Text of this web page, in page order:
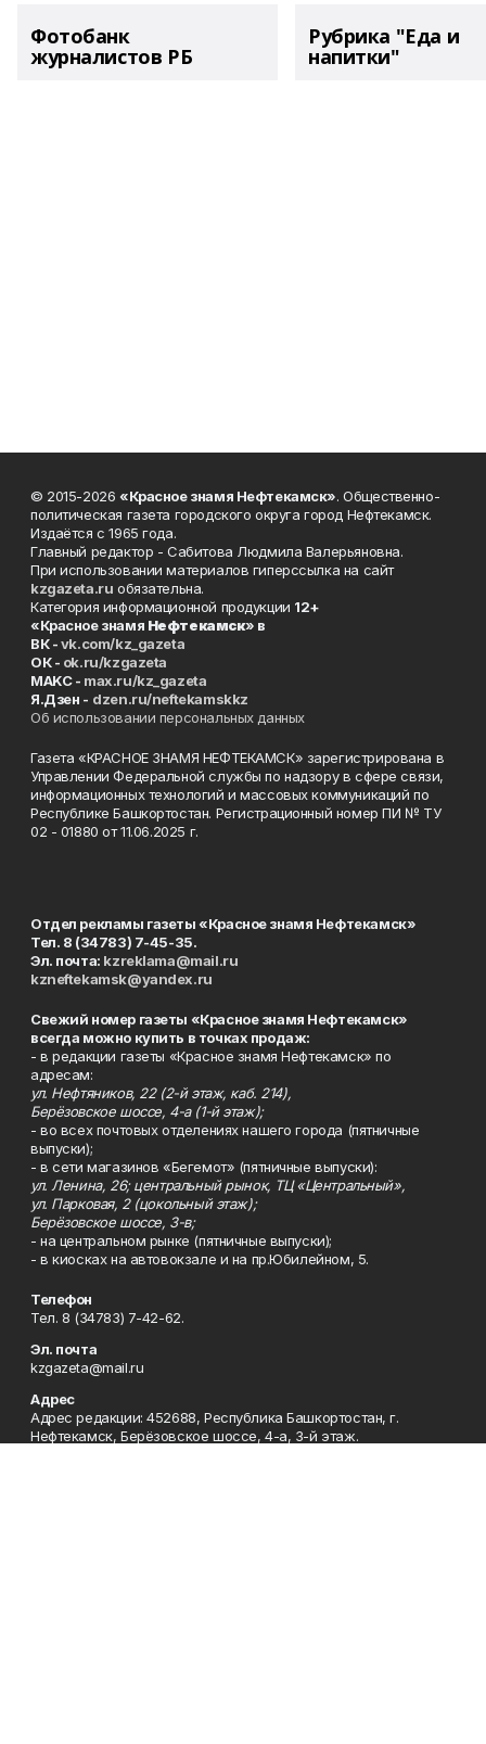
Фотобанк
журналистов РБ
Рубрика "Еда и
напитки"
© 2015-2026 «Красное знамя Нефтекамск». Общественно-
политическая газета городского округа город Нефтекамск.
Издаётся с 1965 года.
Главный редактор - Сабитова Людмила Валерьяновна.
При использовании материалов гиперссылка на сайт
kzgazeta.ru обязательна.
Категория информационной продукции 12+
«Красное знамя Нефтекамск» в
ВК -vk.com/kz_gazeta
ОК - ok.ru/kzgazeta
MAKC - max.ru/kz_gazeta
Я.Дзен - dzen.ru/neftekamskkz
Об использовании персональных данных
Газета «КРАСНОЕ ЗНАМЯ НЕФТЕКАМСК» зарегистрирована в
Управлении Федеральной службы по надзору в сфере связи,
информационных технологий и массовых коммуникаций по
Республике Башкортостан. Регистрационный номер ПИ № ТУ
02 - 01880 от 11.06.2025 г.
Отдел рекламы газеты «Красное знамя Нефтекамск»
Тел. 8 (34783) 7-45-35.
Эл. почта: kzreklama@mail.ru
kzneftekamsk@yandex.ru
Свежий номер газеты «Красное знамя Нефтекамск»
всегда можно купить в точках продаж:
- в редакции газеты «Красное знамя Нефтекамск» по
адресам:
ул. Нефтяников, 22 (2-й этаж, каб. 214),
Берёзовское шоссе, 4-а (1-й этаж);
- во всех почтовых отделениях нашего города (пятничные
выпуски);
- в сети магазинов «Бегемот» (пятничные выпуски):
ул. Ленина, 26; центральный рынок, ТЦ «Центральный»,
ул. Парковая, 2 (цокольный этаж);
Берёзовское шоссе, 3-в;
- на центральном рынке (пятничные выпуски);
- в киосках на автовокзале и на пр.Юбилейном, 5.
Телефон
Тел. 8 (34783) 7-42-62.
Эл. почта
kzgazeta@mail.ru
Адрес
Адрес редакции: 452688, Республика Башкортостан, г.
Нефтекамск, Берёзовское шоссе, 4-а, 3-й этаж.